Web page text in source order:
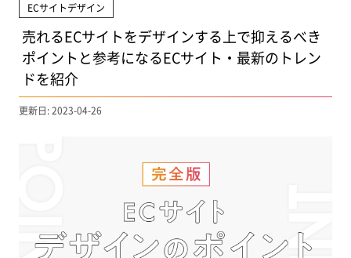
ECサイトデザイン
売れるECサイトをデザインする上で抑えるべき
ポイントと参考になるECサイト・最新のトレン
ドを紹介
更新日: 2023-04-26